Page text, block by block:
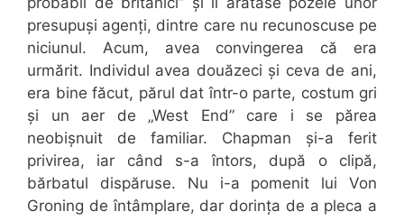
presupuși agenți, dintre care nu recunoscuse pe
niciunul. Acum, avea convingerea că era
urmărit. Individul avea douăzeci și ceva de ani,
era bine făcut, părul dat într-o parte, costum gri
și un aer de „West End” care i se părea
neobișnuit de familiar. Chapman și-a ferit
privirea, iar când s-a întors, după o clipă,
bărbatul dispăruse. Nu i-a pomenit lui Von
Groning de întâmplare, dar dorința de a pleca a